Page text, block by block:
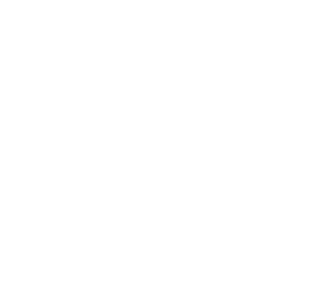
약하셔야 합니다. ·메뉴는 구입 상황 등에 따라 변경될 수 있습니다.